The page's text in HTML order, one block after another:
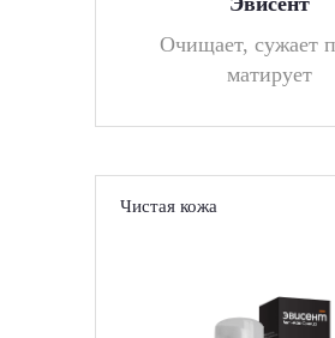
Очищает, сужает
матирует
Чистая кожа